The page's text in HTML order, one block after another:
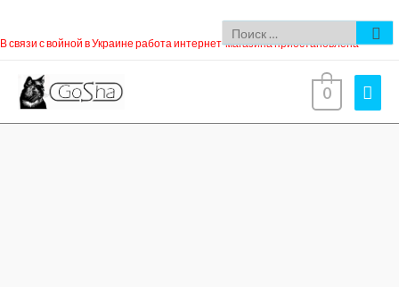
В связи с войной в Украине работа интернет-магазина приостановлена
0